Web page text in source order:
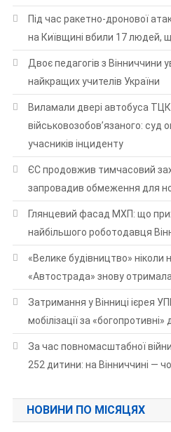
Під час ракетно-дронової
на Київщині вбили 17 людей,
Двоє педагогів з Вінниччини
найкращих учителів України
Виламали двері автобуса ТЦК
військовозобов’язаного: суд
учасників інциденту
ЄС продовжив тимчасовий
запровадив обмеження для
Глянцевий фасад МХП: що
найбільшого роботодавця
«Велике будівництво» ніколи
«Автострада» знову отримала
Затримання у Вінниці ієрея
мобілізації за «богопротивні»
За час повномасштабної
252 дитини: на Вінниччині —
НОВИНИ ПО МІСЯЦЯХ